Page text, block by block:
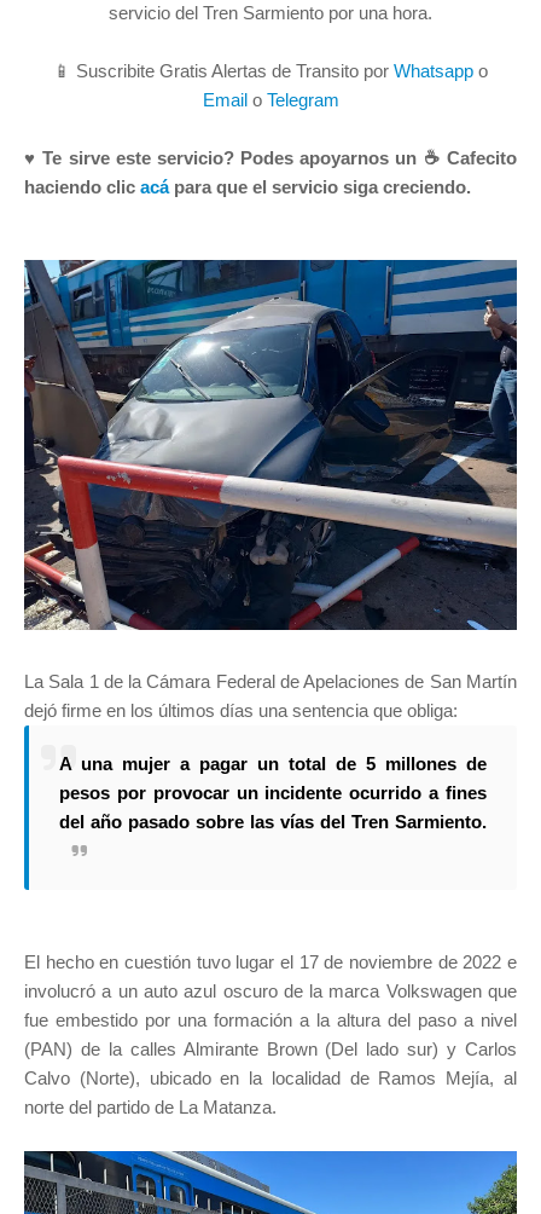
servicio del Tren Sarmiento por una hora.
📱 Suscribite Gratis Alertas de Transito por Whatsapp o
Emailo Telegram
♥ Te sirve este servicio? Podes apoyarnos un ☕ Cafecito
haciendo clic acápara que el servicio siga creciendo.
La Sala 1 de la Cámara Federal de Apelaciones de San Martín
dejó firme en los últimos días una sentencia que obliga:
A una mujer a pagar un total de 5 millones de
pesos por provocar un incidente ocurrido a fines
del año pasado sobre las vías del Tren Sarmiento.
El hecho en cuestión tuvo lugar el 17 de noviembre de 2022 e
involucró a un auto azul oscuro de la marca Volkswagen que
fue embestido por una formación a la altura del paso a nivel
(PAN) de la calles Almirante Brown (Del lado sur) y Carlos
Calvo (Norte), ubicado en la localidad de Ramos Mejía, al
norte del partido de La Matanza.